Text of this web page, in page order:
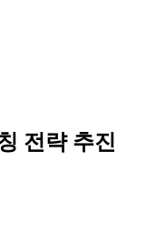
전략 추진